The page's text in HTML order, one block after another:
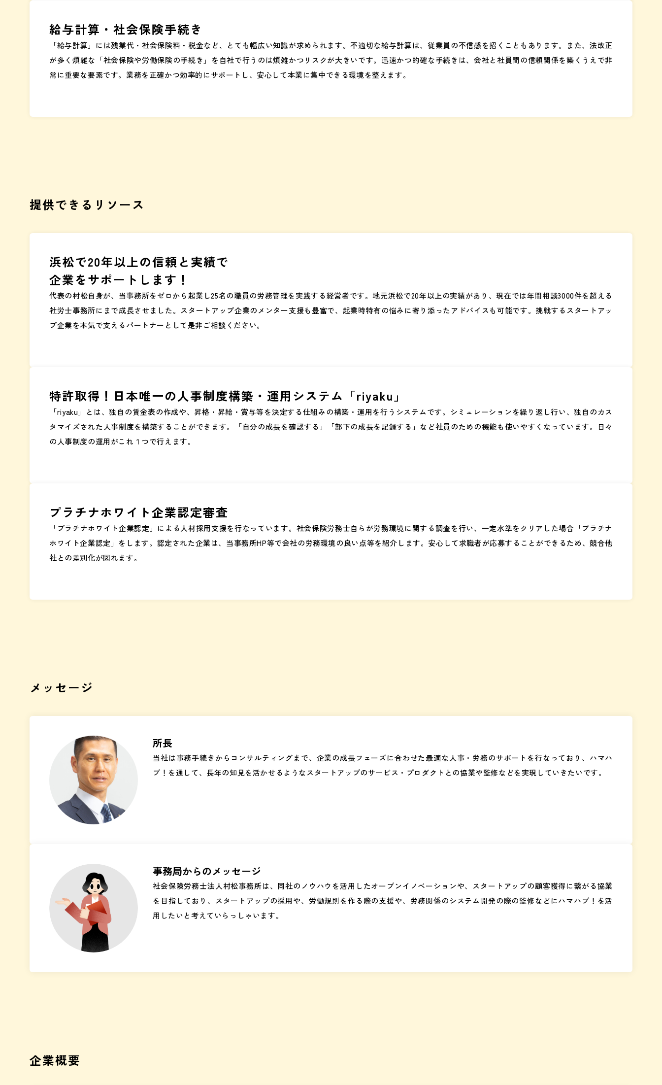
給与計算・社会保険手続き
「給与計算」には残業代・社会保険料・税金など、とても幅広い知識が求められます。不適切な給与計算は、従業員の不信感を招くこともあります。また、法改正
が多く煩雑な「社会保険や労働保険の手続き」を自社で行うのは煩雑かつリスクが大きいです。迅速かつ的確な手続きは、会社と社員間の信頼関係を築くうえで非
常に重要な要素です。業務を正確かつ効率的にサポートし、安心して本業に集中できる環境を整えます。
提供できるリソース
浜松で20年以上の信頼と実績で
企業をサポートします！
代表の村松自身が、当事務所をゼロから起業し25名の職員の労務管理を実践する経営者です。地元浜松で20年以上の実績があり、現在では年間相談3000件を超える
社労士事務所にまで成長させました。スタートアップ企業のメンター支援も豊富で、起業時特有の悩みに寄り添ったアドバイスも可能です。挑戦するスタートアッ
プ企業を本気で支えるパートナーとして是非ご相談ください。
特許取得！日本唯一の人事制度構築・運用システム「riyaku」
「riyaku」とは、独自の賃金表の作成や、昇格・昇給・賞与等を決定する仕組みの構築・運用を行うシステムです。シミュレーションを繰り返し行い、独自のカス
タマイズされた人事制度を構築することができます。「自分の成長を確認する」「部下の成長を記録する」など社員のための機能も使いやすくなっています。日々
の人事制度の運用がこれ１つで行えます。
プラチナホワイト企業認定審査
「プラチナホワイト企業認定」による人材採用支援を行なっています。社会保険労務士自らが労務環境に関する調査を行い、一定水準をクリアした場合「プラチナ
ホワイト企業認定」をします。認定された企業は、当事務所HP等で会社の労務環境の良い点等を紹介します。安心して求職者が応募することができるため、競合他
社との差別化が図れます。
メッセージ
所長
当社は事務手続きからコンサルティングまで、企業の成長フェーズに合わせた最適な人事・労務のサポートを行なっており、ハマハ
ブ！を通して、長年の知見を活かせるようなスタートアップのサービス・プロダクトとの協業や監修などを実現していきたいです。
事務局からのメッセージ
社会保険労務士法人村松事務所は、同社のノウハウを活用したオープンイノベーションや、スタートアップの顧客獲得に繋がる協業
を目指しており、スタートアップの採用や、労働規則を作る際の支援や、労務関係のシステム開発の際の監修などにハマハブ！を活
用したいと考えていらっしゃいます。
企業概要